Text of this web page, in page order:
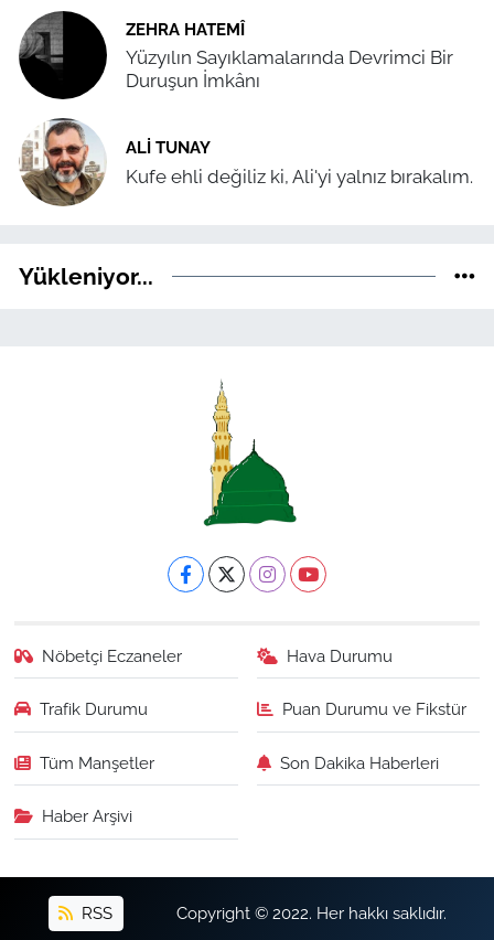
ZEHRA HATEMÎ
Yüzyılın Sayıklamalarında Devrimci Bir
Duruşun İmkânı
ALI TUNAY
Kufe ehli değiliz ki, Ali'yi yalnız bırakalım.
Yükleniyor...
Nöbetçi Eczaneler Hava Durumu
Trafik Durumu Puan Durumu ve Fikstür
Tüm Manşetler Son Dakika Haberleri
Haber Arşivi
RSS Copyright © 2022. Her hakkı saklıdır.